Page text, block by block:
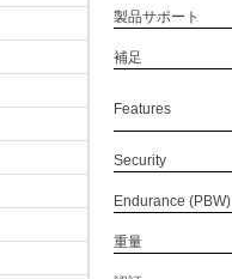
製品サポート
補足
Features
Security
Endurance (PBW)
重量